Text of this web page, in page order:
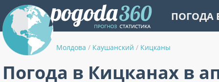
ПОГОДА
Молдова / Каушанский / Кицканы
Погода в Кицканах в